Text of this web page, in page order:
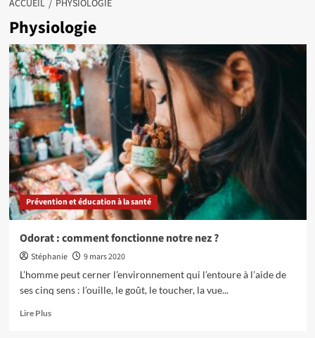
ACCUEIL PHYSIOLOGIE
Physiologie
Prévention et éducation à la santé
Odorat : comment fonctionne notre nez ?
Stéphanie
9 mars 2020
L’homme peut cerner l’environnement qui l’entoure à l’aide de
ses cinq sens : l’ouille, le goût, le toucher, la vue...
Lire PlusEn